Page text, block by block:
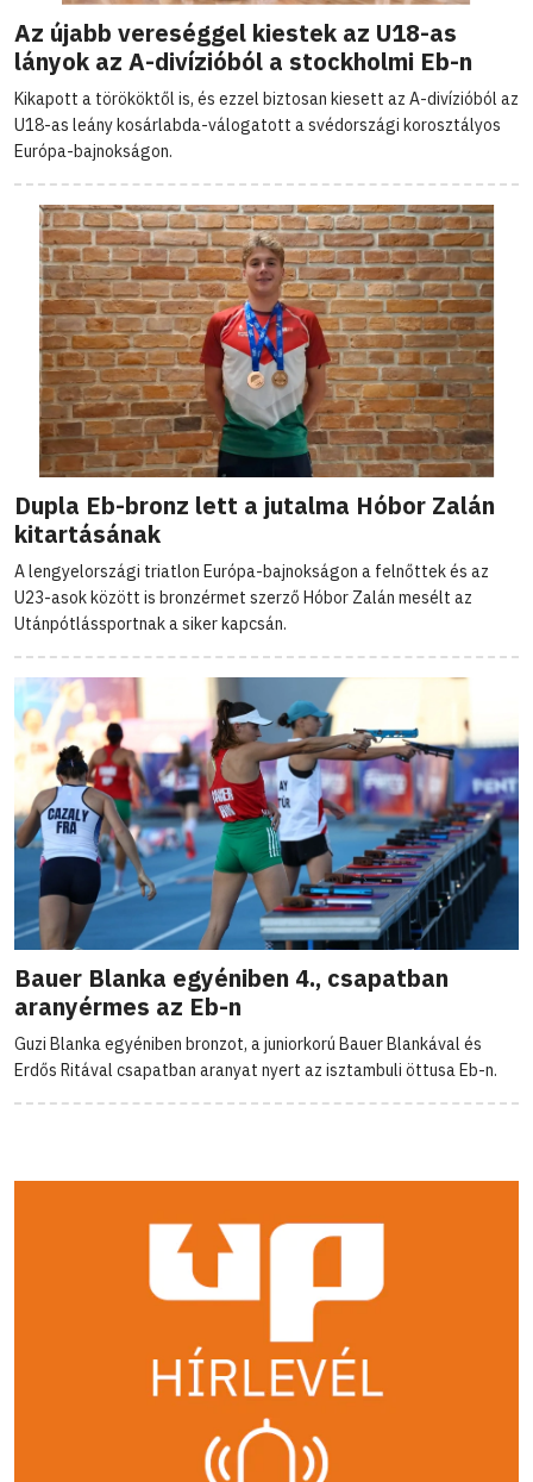
Az újabb vereséggel kiestek az U18-as
lányok az A-divízióból a stockholmi Eb-n
Kikapott a törököktől is, és ezzel biztosan kiesett az A-divízióból az
U18-as leány kosárlabda-válogatott a svédországi korosztályos
Európa-bajnokságon.
Dupla Eb-bronz lett a jutalma Hóbor Zalán
kitartásának
A lengyelországi triatlon Európa-bajnokságon a felnőttek és az
U23-asok között is bronzérmet szerző Hóbor Zalán mesélt az
Utánpótlássportnak a siker kapcsán.
Bauer Blanka egyéniben 4., csapatban
aranyérmes az Eb-n
Guzi Blanka egyéniben bronzot, a juniorkorú Bauer Blankával és
Erdős Ritával csapatban aranyat nyert az isztambuli öttusa Eb-n.